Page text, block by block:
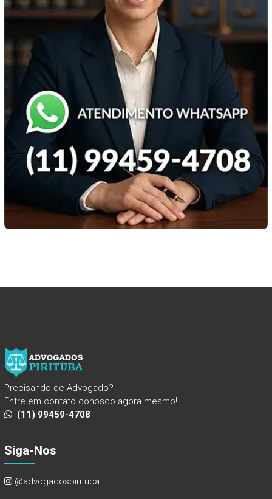
Precisando de Advogado?
Entre em contato conosco agora mesmo!
(11) 99459-4708
Siga-Nos
@advogadospirituba